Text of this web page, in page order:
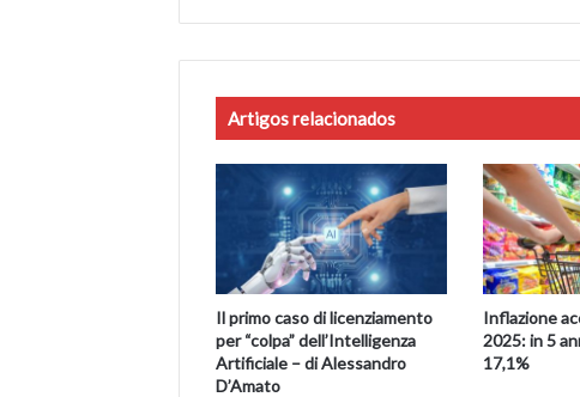
dannosa?
Artigos relacionados
Il primo caso di licenziamento
per “colpa” dell’Intelligenza
Artificiale – di Alessandro
D’Amato
Inflazione
2025: in 5
17,1%